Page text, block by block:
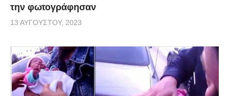
την φωτογράφησαν
13 ΑΥΓΟΎΣΤΟΥ, 2023